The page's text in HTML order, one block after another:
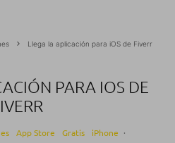
Llega la aplicación para iOS de Fiverr
PARA IOS DE
App Store Gratis iPhone ·